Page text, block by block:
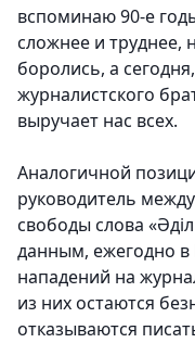
вспоминаю 90-е
сложнее и труднее,
боролись, а
журналистского
выручает нас всех.
Аналогичной
руководитель
свободы слова
данным, ежегодно в
нападений на
из них остаются
отказываются